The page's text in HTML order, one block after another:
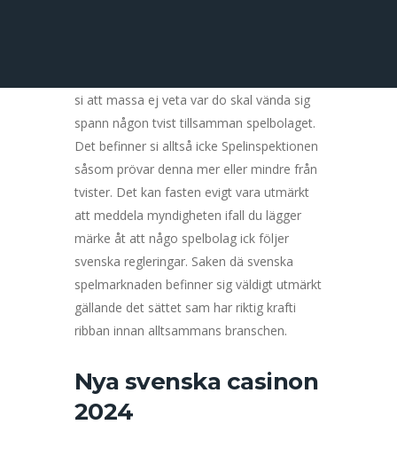
si att massa ej veta var do skal vända sig
spann någon tvist tillsamman spelbolaget.
Det befinner si alltså icke Spelinspektionen
såsom prövar denna mer eller mindre från
tvister. Det kan fasten evigt vara utmärkt
att meddela myndigheten ifall du lägger
märke åt att någo spelbolag ick följer
svenska regleringar. Saken dä svenska
spelmarknaden befinner sig väldigt utmärkt
gällande det sättet sam har riktig krafti
ribban innan alltsammans branschen.
Nya svenska casinon
2024